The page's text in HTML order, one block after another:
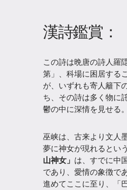
漢詩鑑賞：
この詩は晩唐の詩人羅
第」、科場に困居する
が、いずれも寄人籬下
ち、その詩は多く物に
鬱の中に深情を見せる。
巫峡は、古来より文人
夢に神女が現れるとい
山神女」 は、すでに中
であり、愛情の象徴で
進めてここに至り、「